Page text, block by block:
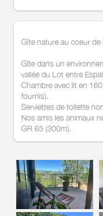
Gîte nature au coeur
Gîte dans un
vallée du Lot entre
Chambre avec lit en
fournis).
Serviettes de toilette
Nos amis les animaux
GR 65 (300m).